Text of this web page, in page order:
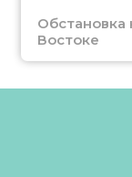
Востоке